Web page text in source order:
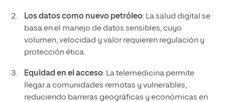
Los datos como nuevo petróleo: La salud digital se
basa en el manejo de datos sensibles, cuyo
volumen, velocidad y valor requieren regulación y
protección ética.
Equidad en el acceso: La telemedicina permite
llegar a comunidades remotas y vulnerables,
reduciendo barreras geográficas y económicas en